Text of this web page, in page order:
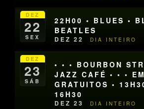
DEZ
22
SEX
22H00 • BLUES •
BEATLES
DEZ 22 DIA INTEIRO
DEZ
23
SÁB
• • • BOURBON
JAZZ CAFÉ • • •
GRATUITOS •
16H30
DEZ 23 DIA INTEIRO